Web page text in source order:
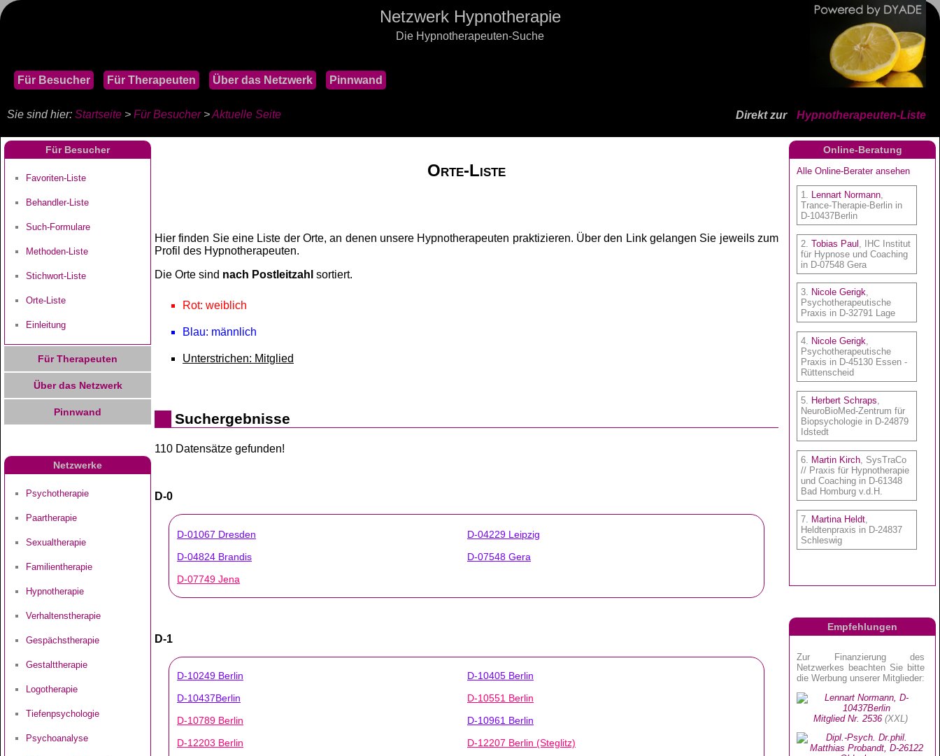
Netzwerk Hypnotherapie
Die Hypnotherapeuten-Suche
Für Besucher Für Therapeuten Über das Netzwerk Pinnwand
Direkt zur Hypnotherapeuten-Liste
Sie sind hier: Startseite > Für Besucher>Aktuelle Seite
Für Besucher
Favoriten-Liste
Behandler-Liste
Such-Formulare
Methoden-Liste
Stichwort-Liste
Orte-Liste
Einleitung
Für Therapeuten
Über das Netzwerk
Pinnwand
Netzwerke
Psychotherapie
Paartherapie
Sexualtherapie
Familientherapie
Hypnotherapie
Verhaltenstherapie
Gespächstherapie
Gestalttherapie
Logotherapie
Tiefenpsychologie
Psychoanalyse
Orte-Liste
Hier finden Sie eine Liste der Orte, an denen unsere Hypnotherapeuten praktizieren. Über den Link gelangen Sie jeweils zum
Profil des Hypnotherapeuten.
Die Orte sind nach Postleitzahl sortiert.
Rot: weiblich
Blau: männlich
Unterstrichen: Mitglied
Suchergebnisse
110 Datensätze gefunden!
D-0
D-01067 Dresden
D-04229 Leipzig
D-04824 Brandis
D-07548 Gera
D-07749 Jena
D-1
D-10249 Berlin
D-10405 Berlin
D-10437Berlin
D-10551 Berlin
D-10789 Berlin
D-10961 Berlin
D-12203 Berlin
D-12207 Berlin (Steglitz)
Online-Beratung
Empfehlungen